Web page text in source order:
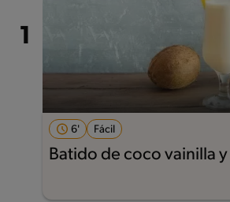
6' Fácil
Batido de coco vainilla